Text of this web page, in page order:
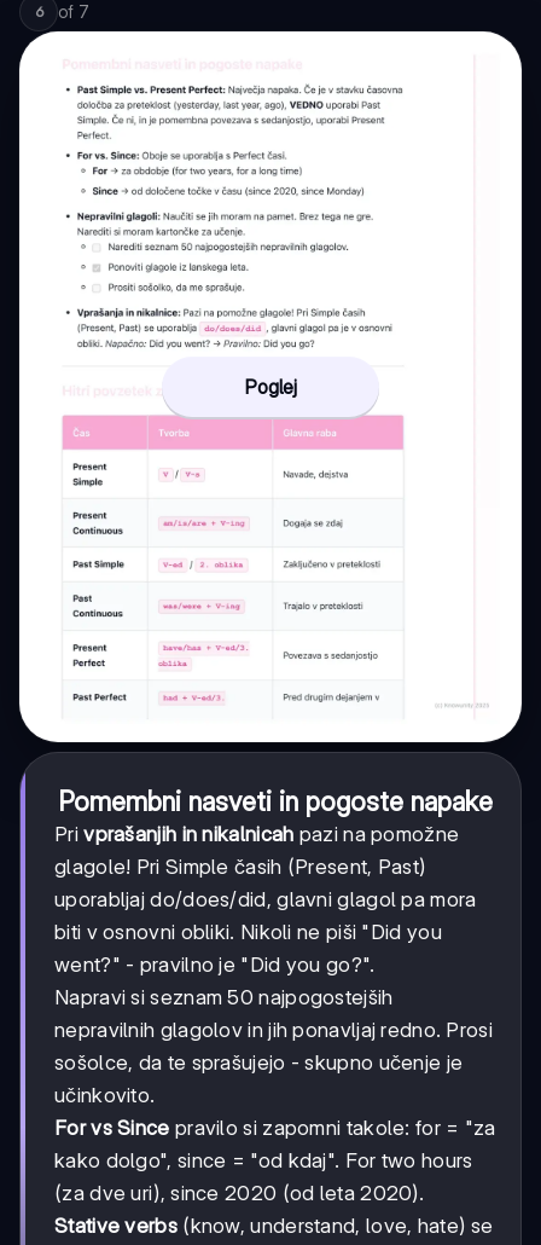
6 of 7
Poglej
Pomembni nasveti in pogoste napake
Privprašanjih in nikalnicah pazi na pomožne
glagole! Pri Simple časih (Present, Past)
uporabljaj do/does/did, glavni glagol pa mora
biti v osnovni obliki. Nikoli ne piši "Did you
went?" - pravilno je "Did you go?".
Napravi si seznam 50 najpogostejših
nepravilnih glagolov in jih ponavljaj redno. Prosi
sošolce, da te sprašujejo - skupno učenje je
učinkovito.
For vs Since pravilo si zapomni takole: for = "za
kako dolgo", since = "od kdaj". For two hours
(za dve uri), since 2020 (od leta 2020).
Stative verbs(know, understand, love, hate) se